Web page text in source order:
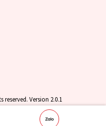
Version 2.0.1